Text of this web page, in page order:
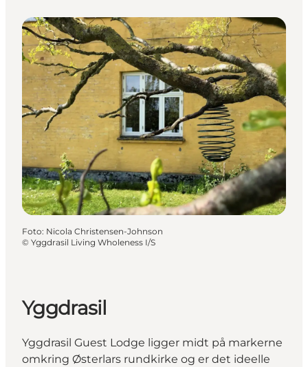
Foto: Nicola Christensen-Johnson
© Yggdrasil Living Wholeness I/S
Yggdrasil
Yggdrasil Guest Lodge ligger midt på markerne
omkring Østerlars rundkirke og er det ideelle